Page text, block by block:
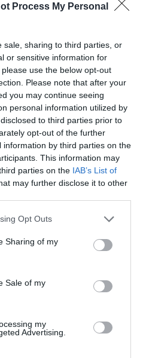
Process My Personal
sale, sharing to third parties, or
or sensitive information for
use the below opt-out
Please note that after your
you may continue seeing
personal information utilized by
to third parties prior to
opt-out of the further
by third parties on the
This information may
parties on the IAB’s List of
may further disclose it to other
Opt Outs
Sharing of my
Sale of my
my
Advertising.
y novedades
Redacción
spray sin receta para
el dolor de garganta
y novedades
Redacción
2023
Finisher® UCAN® crece
nuevos lanzamientos
y novedades
Redacción
2021
la línea de salud y nutrición
de Kern Pharma, amplía su gama
con Finisher® Gel UCAN® Granada 50g
Barrita UCAN® con crema de
patentado Superstarch®
absorción que proporciona energía y
a la recuperación de la función
Pharma lanza Lavirk® 50 mg/g
y novedades
Redacción
2021